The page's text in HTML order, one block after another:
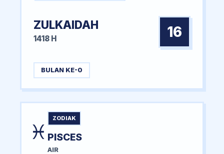
ZULKAIDAH
1418 H 16
BULAN KE-0
♓
ZODIAK
PISCES
AIR